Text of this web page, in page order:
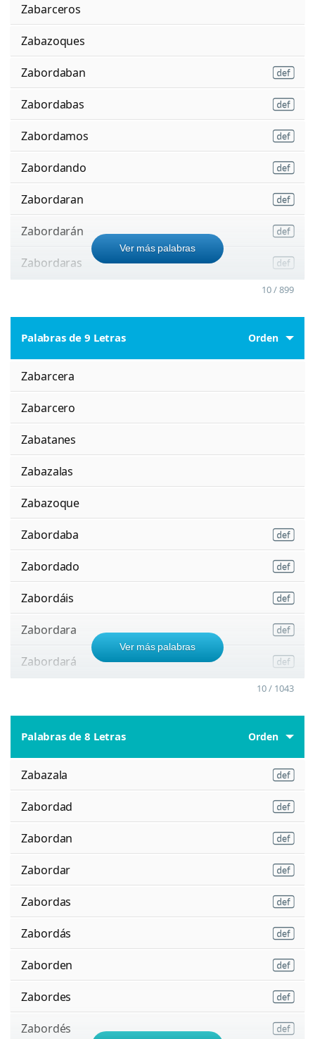
Zabarceros
Zabazoques
Zabordaban
Zabordabas
Zabordamos
Zabordando
Zabordaran
Zabordarán
Zabordaras
Ver más palabras
10 / 899
Palabras de 9 Letras Orden
Zabarcera
Zabarcero
Zabatanes
Zabazalas
Zabazoque
Zabordaba
Zabordado
Zabordáis
Zabordara
Zabordará
Ver más palabras
10 / 1043
Palabras de 8 Letras Orden
Zabazala
Zabordad
Zabordan
Zabordar
Zabordas
Zabordás
Zaborden
Zabordes
Zabordés